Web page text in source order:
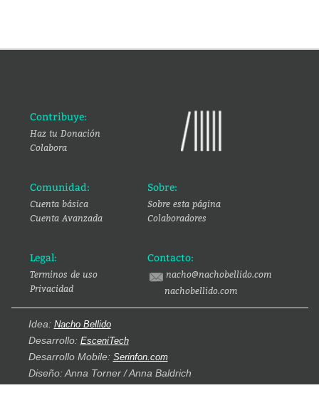
Contribuye:
Haz tu Donación
Colabora
Comunidad:
Cuenta básica
Cuenta Avanzada
Sobre:
Sobre esta página
Colaboradores
Legal:
Terminos de uso
Privacidad
Contacto:
nacho@nachobellido.com
nachobellido.com
Idea: Nacho Bellido
Desarrollo: EsceniTech
Desarrollo Mobile: Serinfon.com
Diseño: Anna Torner / Anna Baldrich